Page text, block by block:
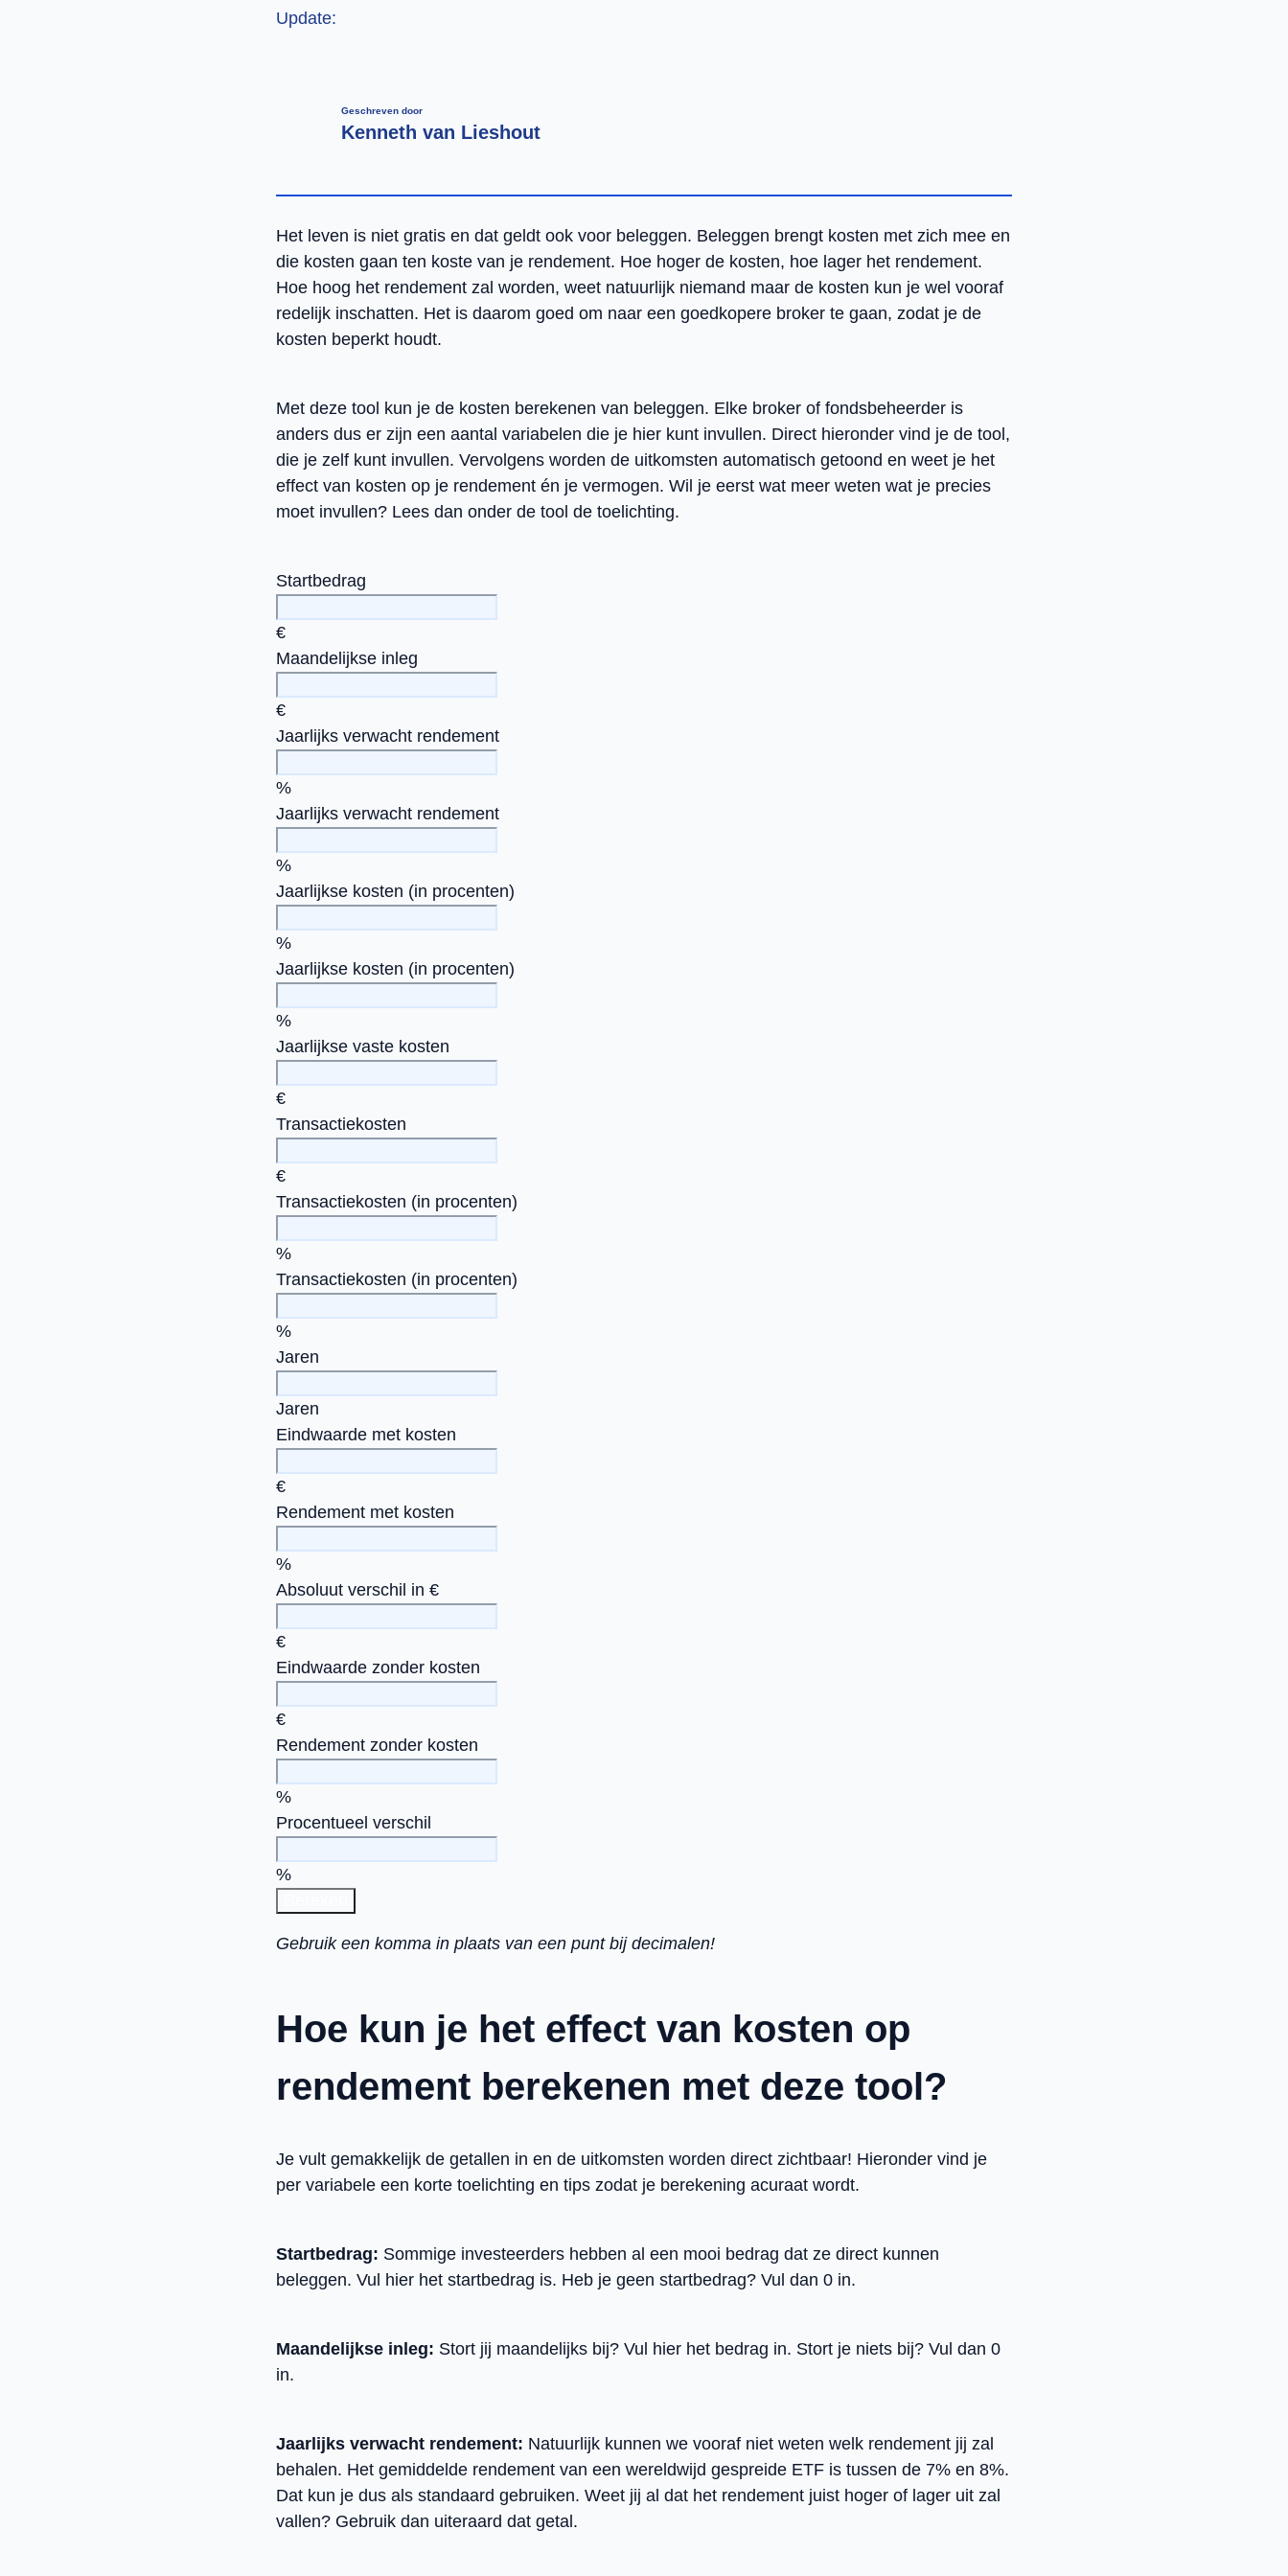
Update:
Geschreven door
Kenneth van Lieshout
Het leven is niet gratis en dat geldt ook voor beleggen. Beleggen brengt kosten met zich mee en
die kosten gaan ten koste van je rendement. Hoe hoger de kosten, hoe lager het rendement.
Hoe hoog het rendement zal worden, weet natuurlijk niemand maar de kosten kun je wel vooraf
redelijk inschatten. Het is daarom goed om naar een goedkopere broker te gaan, zodat je de
kosten beperkt houdt.
Met deze tool kun je de kosten berekenen van beleggen. Elke broker of fondsbeheerder is
anders dus er zijn een aantal variabelen die je hier kunt invullen. Direct hieronder vind je de tool,
die je zelf kunt invullen. Vervolgens worden de uitkomsten automatisch getoond en weet je het
effect van kosten op je rendement én je vermogen. Wil je eerst wat meer weten wat je precies
moet invullen? Lees dan onder de tool de toelichting.
Startbedrag
€
Maandelijkse inleg
€
Jaarlijks verwacht rendement
%
Jaarlijks verwacht rendement
%
Jaarlijkse kosten (in procenten)
%
Jaarlijkse kosten (in procenten)
%
Jaarlijkse vaste kosten
€
Transactiekosten
€
Transactiekosten (in procenten)
%
Transactiekosten (in procenten)
%
Jaren
Jaren
Eindwaarde met kosten
€
Rendement met kosten
%
Absoluut verschil in €
€
Eindwaarde zonder kosten
€
Rendement zonder kosten
%
Procentueel verschil
%
Gebruik een komma in plaats van een punt bij decimalen!
Hoe kun je het effect van kosten op
rendement berekenen met deze tool?
Je vult gemakkelijk de getallen in en de uitkomsten worden direct zichtbaar! Hieronder vind je
per variabele een korte toelichting en tips zodat je berekening acuraat wordt.
Startbedrag: Sommige investeerders hebben al een mooi bedrag dat ze direct kunnen
beleggen. Vul hier het startbedrag is. Heb je geen startbedrag? Vul dan 0 in.
Maandelijkse inleg: Stort jij maandelijks bij? Vul hier het bedrag in. Stort je niets bij? Vul dan 0
in.
Jaarlijks verwacht rendement: Natuurlijk kunnen we vooraf niet weten welk rendement jij zal
behalen. Het gemiddelde rendement van een wereldwijd gespreide ETF is tussen de 7% en 8%.
Dat kun je dus als standaard gebruiken. Weet jij al dat het rendement juist hoger of lager uit zal
vallen? Gebruik dan uiteraard dat getal.